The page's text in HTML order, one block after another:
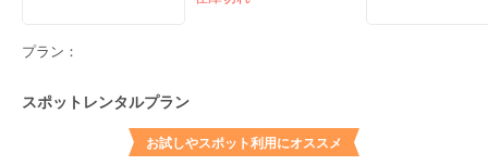
プラン：
スポットレンタルプラン
お試しやスポット利用にオススメ